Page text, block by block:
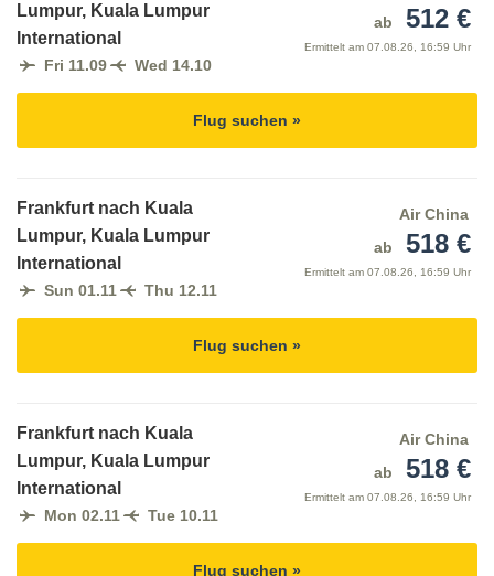
Lumpur, Kuala Lumpur
International
Fri 11.09 Wed 14.10
ab
512 €
Ermittelt am 07.08.26, 16:59 Uhr
Flug suchen »
Frankfurt nach Kuala
Lumpur, Kuala Lumpur
International
Sun 01.11 Thu 12.11
Air China
ab
518 €
Ermittelt am 07.08.26, 16:59 Uhr
Flug suchen »
Frankfurt nach Kuala
Lumpur, Kuala Lumpur
International
Mon 02.11 Tue 10.11
Air China
ab
518 €
Ermittelt am 07.08.26, 16:59 Uhr
Flug suchen »